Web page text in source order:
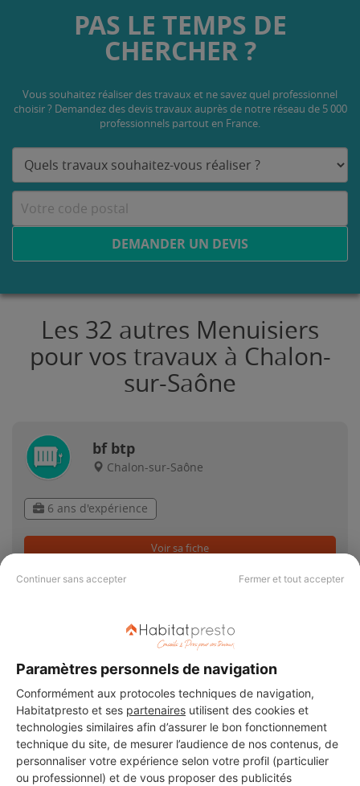
Continuer sans accepter Fermer et tout accepter
Paramètres personnels de navigation
Conformément aux protocoles techniques de navigation,
Habitatpresto et ses partenaires utilisent des cookies et
technologies similaires afin d’assurer le bon fonctionnement
technique du site, de mesurer l’audience de nos contenus, de
personnaliser votre expérience selon votre profil (particulier
ou professionnel) et de vous proposer des publicités
PAS LE TEMPS DE
CHERCHER ?
Vous souhaitez réaliser des travaux et ne savez quel professionnel
choisir ? Demandez des devis travaux auprès de notre réseau de 5 000
professionnels partout en France.
DEMANDER UN DEVIS
Les 32 autres Menuisiers
pour vos travaux à Chalon-
sur-Saône
bf btp
Chalon-sur-Saône
6 ans d'expérience
Voir sa fiche
Ecorenov2france
Chalon-sur-Saône
Voir sa fiche